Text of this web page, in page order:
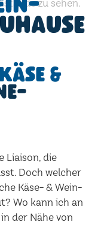
&
Liaison, die
Doch welcher
Käse- & Wein-
Wo kann ich an
der Nähe von